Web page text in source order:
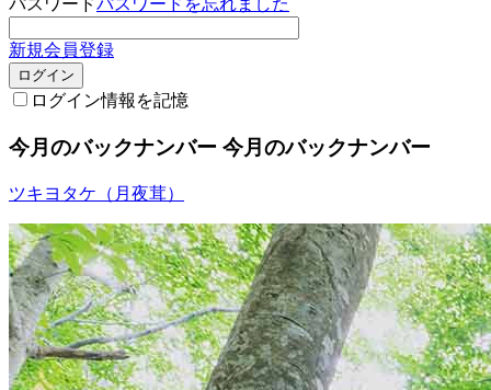
パスワードパスワードを忘れました
新規会員登録
ログイン
ログイン情報を記憶
今月のバックナンバー 今月のバックナンバー
ツキヨタケ（月夜茸）